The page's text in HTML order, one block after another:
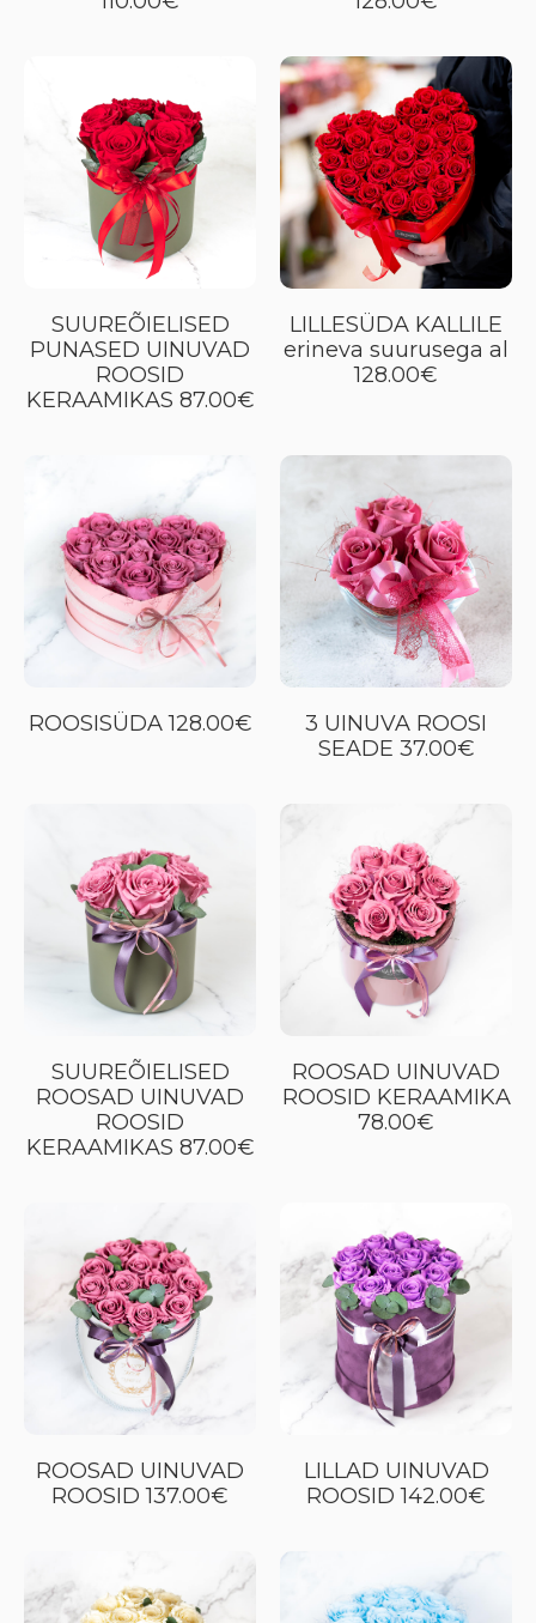
SUUREÕIELISED
PUNASED UINUVAD
ROOSID
KERAAMIKAS 87.00€
LILLESÜDA KALLILE
erineva suurusega al
128.00€
ROOSISÜDA 128.00€
3 UINUVA ROOSI
SEADE 37.00€
SUUREÕIELISED
ROOSAD UINUVAD
ROOSID
KERAAMIKAS 87.00€
ROOSAD UINUVAD
ROOSID KERAAMIKA
78.00€
ROOSAD UINUVAD
ROOSID 137.00€
LILLAD UINUVAD
ROOSID 142.00€